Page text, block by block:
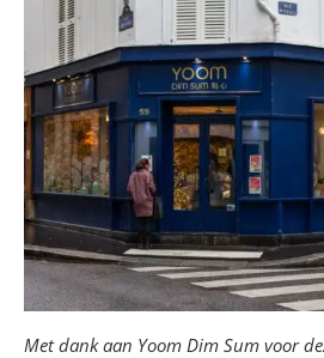
Met dank aan Yoom Dim Sum voor